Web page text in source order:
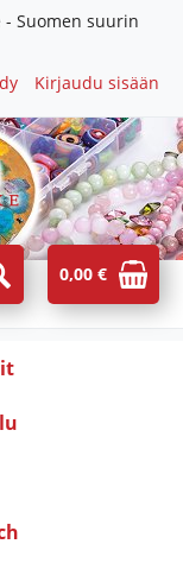
Suomen suurin
Kirjaudu sisään
0,00 €